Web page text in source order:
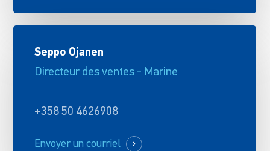
Seppo Ojanen
Directeur des ventes - Marine
+358 50 4626908
Envoyer un courriel